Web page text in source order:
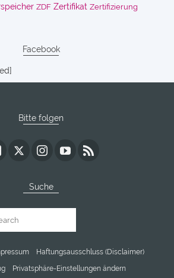
ZDF Zertifikat Zertifizierung
Facebook
Bitte folgen
Suche
Haftungsausschluss (Disclaimer)
Privatsphäre-Einstellungen ändern